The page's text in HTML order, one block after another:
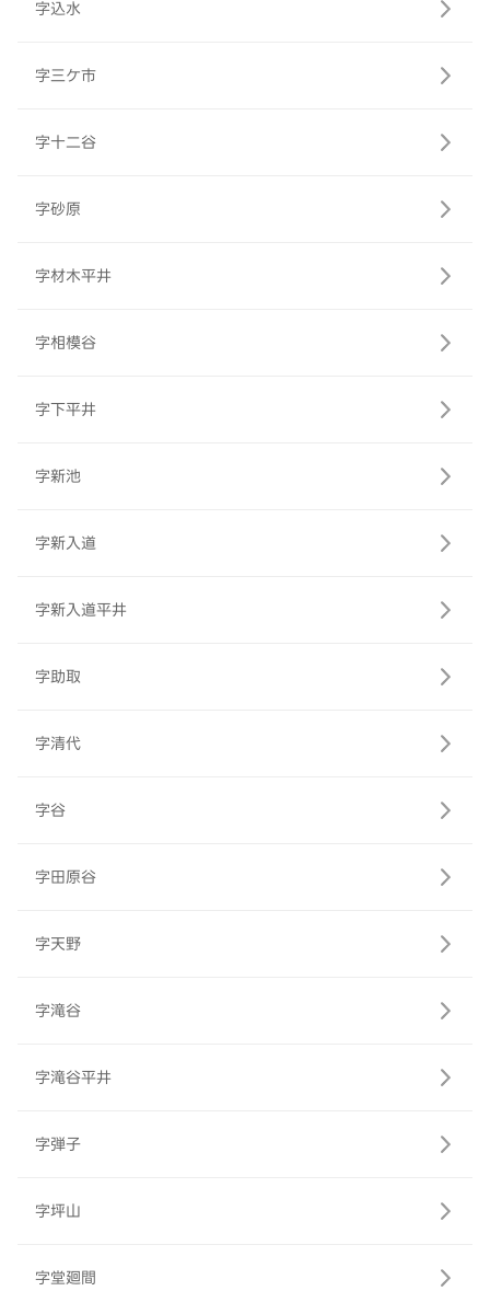
字込水
字三ケ市
字十二谷
字砂原
字材木平井
字相模谷
字下平井
字新池
字新入道
字新入道平井
字助取
字清代
字谷
字田原谷
字天野
字滝谷
字滝谷平井
字弾子
字坪山
字堂廻間